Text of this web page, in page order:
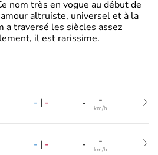
nom très en vogue au début de
altruiste, universel et à la
a traversé les siècles assez
il est rarissime.
- | - - -
km/h
- | - - -
km/h